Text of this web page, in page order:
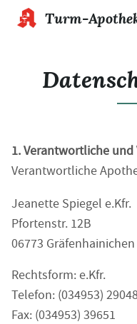
Turm-
1. Verantwortliche
Verantwortliche
Jeanette Spiegel e.Kfr.
Pfortenstr. 12B
06773 Gräfenhainichen
Rechtsform: e.Kfr.
Telefon: (034953) 29048
Fax: (034953) 39651